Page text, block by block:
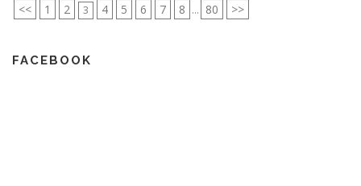
<< 1 2 3 4 5 6 7 8 ... 80 >>
FACEBOOK